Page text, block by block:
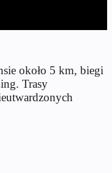
około 5 km, biegi
Trasy